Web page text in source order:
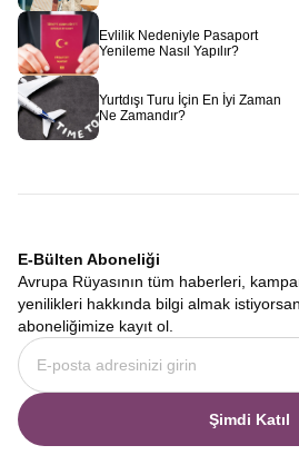
Evlilik Nedeniyle Pasaport
Yenileme Nasıl Yapılır?
Yurtdışı Turu İçin En İyi Zaman
Ne Zamandır?
E-Bülten Aboneliği
Avrupa Rüyasının tüm haberleri,
yenilikleri hakkında bilgi almak
aboneliğimize kayıt ol.
Şimdi Katıl